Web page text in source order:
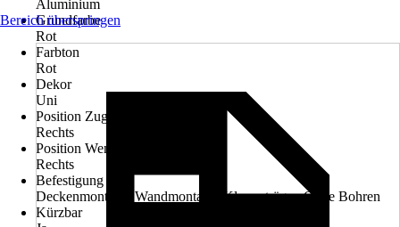
Aluminium
Grundfarbe
Rot
Farbton
Rot
Dekor
Uni
Position Zugvorrichtung
Rechts
Position Wendestab
Rechts
Befestigung
Deckenmontage, Wandmontage, Klemmträger, Ohne Bohren
Kürzbar
Bereich überspringen